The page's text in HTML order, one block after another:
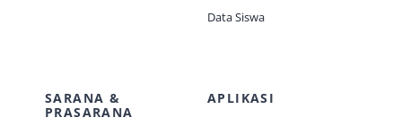
Data Siswa
SARANA &
PRASARANA
APLIKASI